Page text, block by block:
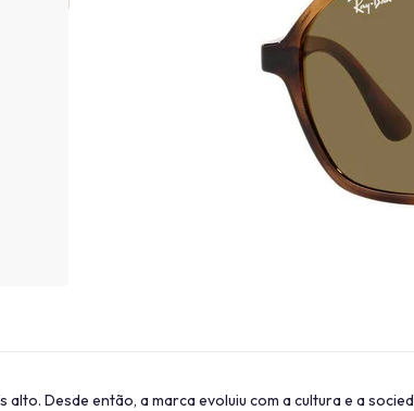
Desde então, a marca evoluiu com a cultura e a